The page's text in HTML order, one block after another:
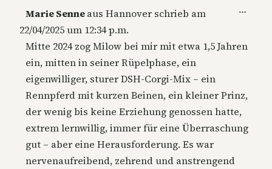
Marie Senneaus Hannover schrieb am
22/04/2025um 12:34 p.m.
Mitte 2024 zog Milow bei mir mit etwa 1,5 Jahren
ein, mitten in seiner Rüpelphase, ein
eigenwilliger, sturer DSH-Corgi-Mix – ein
Rennpferd mit kurzen Beinen, ein kleiner Prinz,
der wenig bis keine Erziehung genossen hatte,
extrem lernwillig, immer für eine Überraschung
gut – aber eine Herausforderung. Es war
nervenaufreibend, zehrend und anstrengend
…